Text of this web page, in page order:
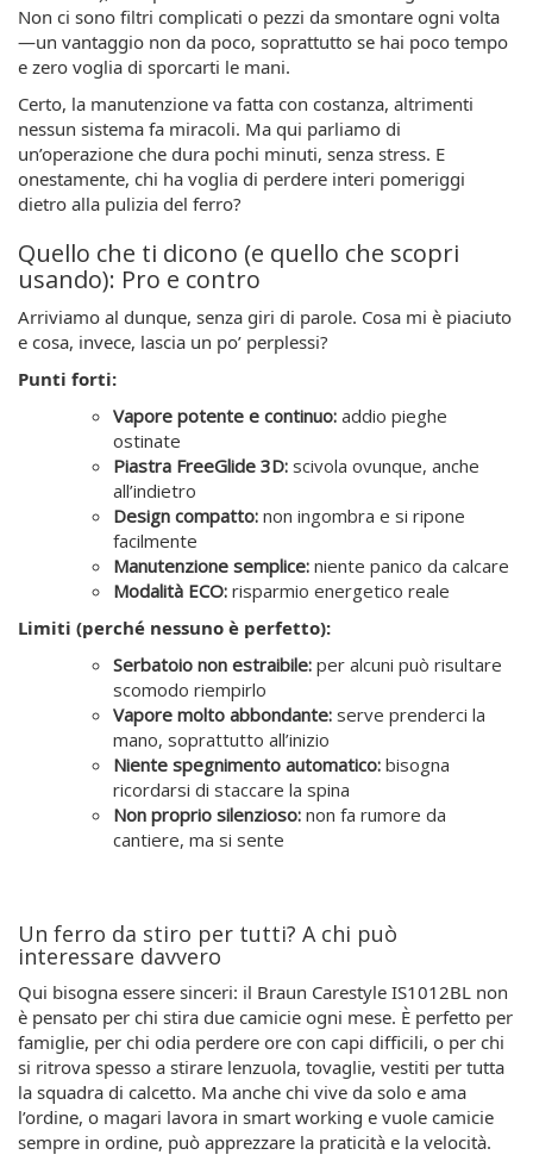
Non ci sono filtri complicati o pezzi da smontare ogni volta
—un vantaggio non da poco, soprattutto se hai poco tempo
e zero voglia di sporcarti le mani.
Certo, la manutenzione va fatta con costanza, altrimenti
nessun sistema fa miracoli. Ma qui parliamo di
un’operazione che dura pochi minuti, senza stress. E
onestamente, chi ha voglia di perdere interi pomeriggi
dietro alla pulizia del ferro?
Quello che ti dicono (e quello che scopri
usando): Pro e contro
Arriviamo al dunque, senza giri di parole. Cosa mi è piaciuto
e cosa, invece, lascia un po’ perplessi?
Punti forti:
Vapore potente e continuo: addio pieghe
ostinate
Piastra FreeGlide 3D: scivola ovunque, anche
all’indietro
Design compatto: non ingombra e si ripone
facilmente
Manutenzione semplice: niente panico da calcare
Modalità ECO: risparmio energetico reale
Limiti (perché nessuno è perfetto):
Serbatoio non estraibile: per alcuni può risultare
scomodo riempirlo
Vapore molto abbondante: serve prenderci la
mano, soprattutto all’inizio
Niente spegnimento automatico: bisogna
ricordarsi di staccare la spina
Non proprio silenzioso: non fa rumore da
cantiere, ma si sente
Un ferro da stiro per tutti? A chi può
interessare davvero
Qui bisogna essere sinceri: il Braun Carestyle IS1012BL non
è pensato per chi stira due camicie ogni mese. È perfetto per
famiglie, per chi odia perdere ore con capi difficili, o per chi
si ritrova spesso a stirare lenzuola, tovaglie, vestiti per tutta
la squadra di calcetto. Ma anche chi vive da solo e ama
l’ordine, o magari lavora in smart working e vuole camicie
sempre in ordine, può apprezzare la praticità e la velocità.